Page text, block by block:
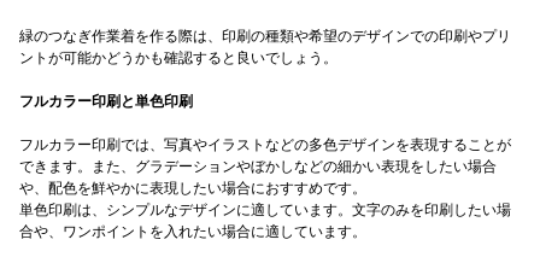
緑のつなぎ作業着を作る際は、印刷の種類や希望のデザインでの印刷やプリ
ントが可能かどうかも確認すると良いでしょう。
フルカラー印刷と単色印刷
フルカラー印刷では、写真やイラストなどの多色デザインを表現することが
できます。また、グラデーションやぼかしなどの細かい表現をしたい場合
や、配色を鮮やかに表現したい場合におすすめです。
単色印刷は、シンプルなデザインに適しています。文字のみを印刷したい場
合や、ワンポイントを入れたい場合に適しています。